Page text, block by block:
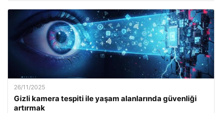
26/11/2025
Gizli kamera tespiti ile yaşam alanlarında güvenliği
artırmak